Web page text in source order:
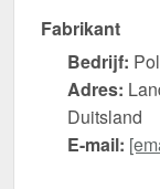
Fabrikant
Bedrijf:
Adres:
Duitsland
E-mail: